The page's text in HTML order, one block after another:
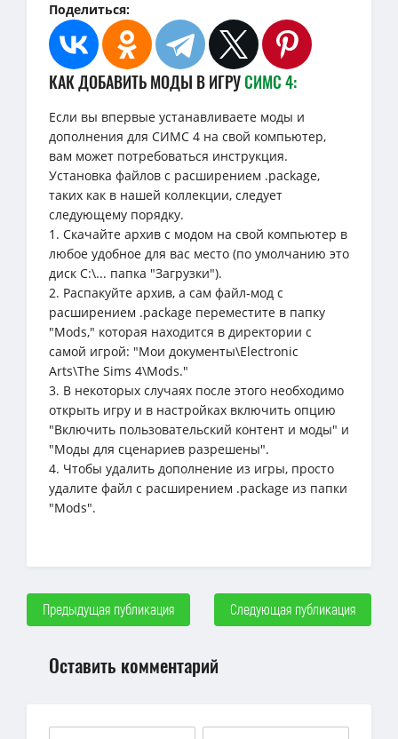
Поделиться:
КАК ДОБАВИТЬ МОДЫ В ИГРУСИМС 4:
Если вы впервые устанавливаете моды и
дополнения для СИМС 4 на свой компьютер,
вам может потребоваться инструкция.
Установка файлов с расширением .package,
таких как в нашей коллекции, следует
следующему порядку.
1. Скачайте архив с модом на свой компьютер в
любое удобное для вас место (по умолчанию это
диск C:\... папка "Загрузки").
2. Распакуйте архив, а сам файл-мод с
расширением .package переместите в папку
"Mods," которая находится в директории с
самой игрой: "Мои документы\Electronic
Arts\The Sims 4\Mods."
3. В некоторых случаях после этого необходимо
открыть игру и в настройках включить опцию
"Включить пользовательский контент и моды" и
"Моды для сценариев разрешены".
4. Чтобы удалить дополнение из игры, просто
удалите файл с расширением .package из папки
"Mods".
Предыдущая публикация Следующая публикация
Оставить комментарий